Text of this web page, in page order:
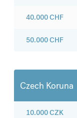
40.000CHF
50.000CHF
Czech Koruna
10.000CZK